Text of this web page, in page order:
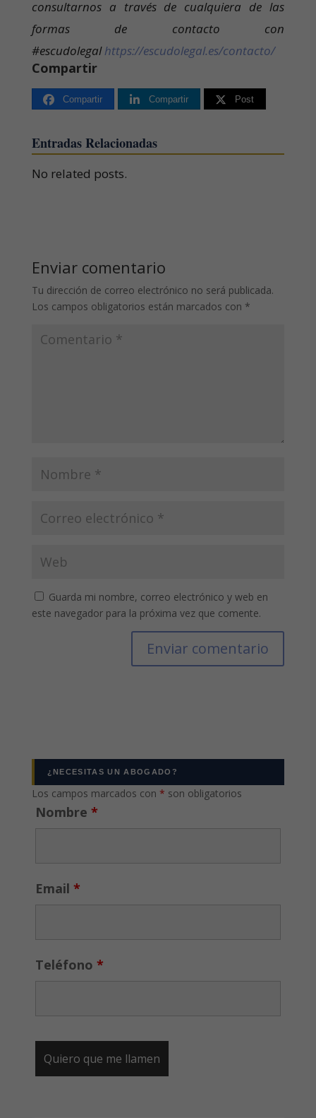
consultarnos a través de cualquiera de las
formas de contacto con
#escudolegalhttps://escudolegal.es/contacto/
Compartir
Compartir Compartir Post
Entradas Relacionadas
No related posts.
Enviar comentario
Tu dirección de correo electrónico no será publicada.
Los campos obligatorios están marcados con *
Guarda mi nombre, correo electrónico y web en
este navegador para la próxima vez que comente.
¿NECESITAS UN ABOGADO?
Los campos marcados con * son obligatorios
Nombre *
Email *
Teléfono *